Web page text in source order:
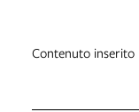
Contenuto